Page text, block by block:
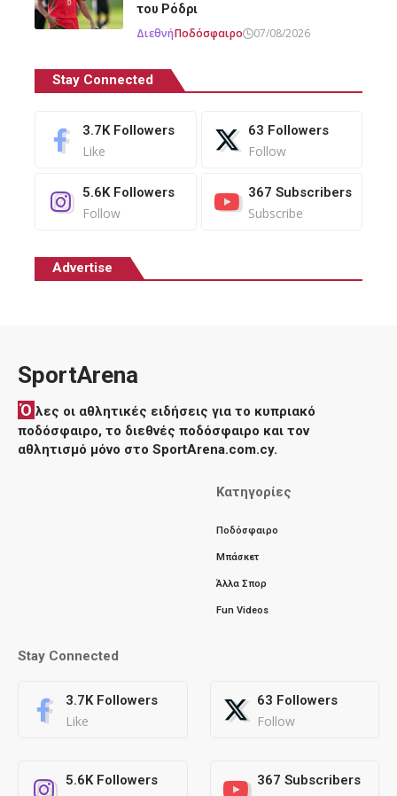
του Ρόδρι
ΔιεθνήΠοδόσφαιρο 07/08/2026
Stay Connected
3.7K Followers
Like
63 Followers
Follow
5.6K Followers
Follow
367 Subscribers
Subscribe
Advertise
SportArena
Ό λες οι αθλητικές ειδήσεις για το κυπριακό
ποδόσφαιρο, το διεθνές ποδόσφαιρο και τον
αθλητισμό μόνο στο SportArena.com.cy.
Κατηγορίες
Ποδόσφαιρο
Μπάσκετ
Άλλα Σπορ
Fun Videos
Stay Connected
3.7K Followers
Like
63 Followers
Follow
5.6K Followers 367 Subscribers